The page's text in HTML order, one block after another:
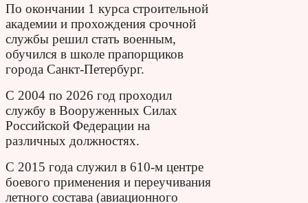
По окончании 1 курса строительной
академии и прохождения срочной
службы решил стать военным,
обучился в школе прапорщиков
города Санкт-Петербург.
С 2004 по 2026 год проходил
службу в Вооруженных Силах
Российской Федерации на
различных должностях.
С 2015 года служил в 610-м центре
боевого применения и переучивания
летного состава (авиационного